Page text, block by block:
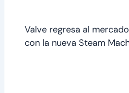
Valve regresa al
con la nueva Steam